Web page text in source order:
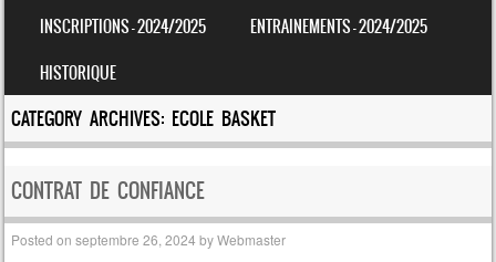
INSCRIPTIONS – 2024/2025
ENTRAINEMENTS – 2024/2025
HISTORIQUE
CATEGORY ARCHIVES: ECOLE BASKET
CONTRAT DE CONFIANCE
Posted onseptembre 26, 2024 byWebmaster